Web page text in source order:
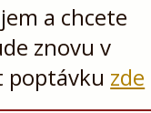
a chcete
znovu v
poptávku zde